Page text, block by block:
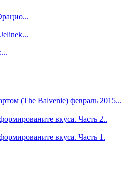
(The Balvenie) февраль 2015...
вкуса. Часть 2..
вкуса. Часть 1.